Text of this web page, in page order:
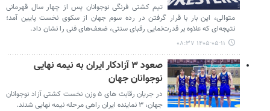
تیم کشتی فرنگی نوجوانان پس از چهار سال قهرمانی
متوالی، این بار با قرار گرفتن در رده سوم جهان از سکوی نخست پایین آمد؛
نتیجه‌ای که علاوه بر قدرت‌نمایی رقبای سنتی، ضعف‌های فنی را نشان داد.
۱۴۰۵-۰۵-۱۱ ۰۸:۳۷
صعود ۳ آزادکار ایران به نیمه نهایی
نوجوانان جهان
در جریان رقابت های ۵ وزن نخست کشتی آزاد نوجوانان
جهان، ۳ نماینده ایران راهی مرحله نیمه نهایی شدند.